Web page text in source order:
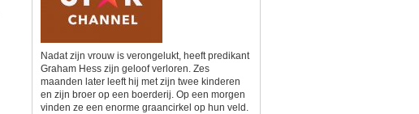
Nadat zijn vrouw is verongelukt, heeft predikant
Graham Hess zijn geloof verloren. Zes
maanden later leeft hij met zijn twee kinderen
en zijn broer op een boerderij. Op een morgen
vinden ze een enorme graancirkel op hun veld.